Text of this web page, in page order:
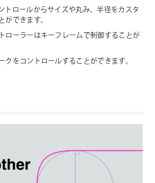
トロールからサイズや丸み、半径をカスタ
ができます。
ローラーはキーフレームで制御することが
クをコントロールすることができます。